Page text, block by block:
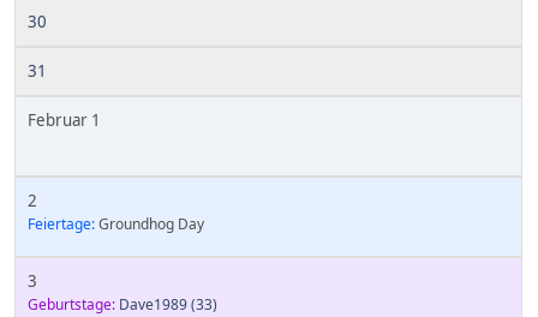
30
31
Februar 1
2
Feiertage:Groundhog Day
3
Geburtstage: Dave1989(33)